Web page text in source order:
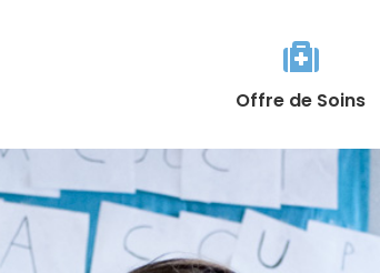

Offre de Soins